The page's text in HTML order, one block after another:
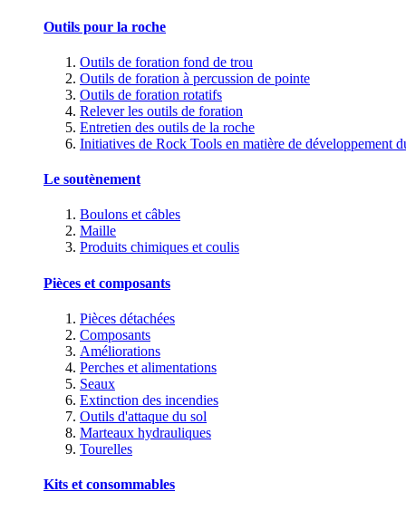
Outils pour la roche
Outils de foration fond de trou
Outils de foration à percussion de pointe
Outils de foration rotatifs
Relever les outils de foration
Entretien des outils de la roche
Initiatives de Rock Tools en matière de développement
Le soutènement
Boulons et câbles
Maille
Produits chimiques et coulis
Pièces et composants
Pièces détachées
Composants
Améliorations
Perches et alimentations
Seaux
Extinction des incendies
Outils d'attaque du sol
Marteaux hydrauliques
Tourelles
Kits et consommables